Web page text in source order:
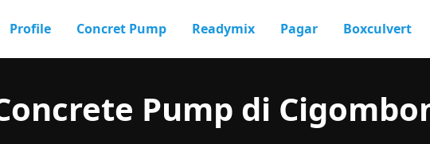
Profile Concret Pump Readymix Pagar Boxculvert
Pump di